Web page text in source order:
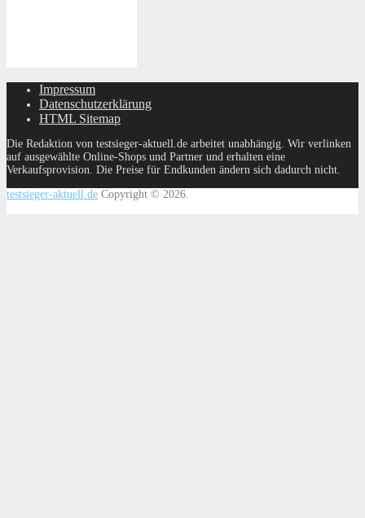
Impressum
Datenschutzerklärung
HTML Sitemap
Die Redaktion von testsieger-aktuell.de arbeitet unabhängig. Wir verlinken
auf ausgewählte Online-Shops und Partner und erhalten eine
Verkaufsprovision. Die Preise für Endkunden ändern sich dadurch nicht.
testsieger-aktuell.de Copyright © 2026.